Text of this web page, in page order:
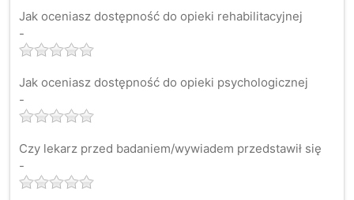
Jak oceniasz dostępność do opieki rehabilitacyjnej
-
Jak oceniasz dostępność do opieki psychologicznej
-
Czy lekarz przed badaniem/wywiadem przedstawił się
-